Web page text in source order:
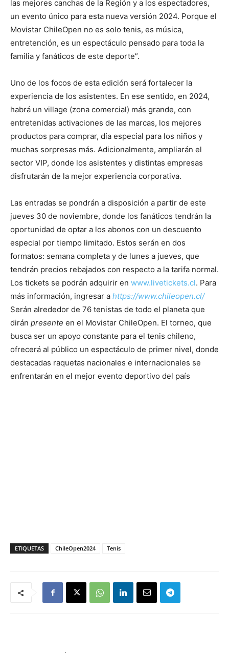
las mejores canchas de la Región y a los espectadores,
un evento único para esta nueva versión 2024. Porque el
Movistar ChileOpen no es solo tenis, es música,
entretención, es un espectáculo pensado para toda la
familia y fanáticos de este deporte”.
Uno de los focos de esta edición será fortalecer la
experiencia de los asistentes. En ese sentido, en 2024,
habrá un village (zona comercial) más grande, con
entretenidas activaciones de las marcas, los mejores
productos para comprar, día especial para los niños y
muchas sorpresas más. Adicionalmente, ampliarán el
sector VIP, donde los asistentes y distintas empresas
disfrutarán de la mejor experiencia corporativa.
Las entradas se pondrán a disposición a partir de este
jueves 30 de noviembre, donde los fanáticos tendrán la
oportunidad de optar a los abonos con un descuento
especial por tiempo limitado. Estos serán en dos
formatos: semana completa y de lunes a jueves, que
tendrán precios rebajados con respecto a la tarifa normal.
Los tickets se podrán adquirir en www.livetickets.cl. Para
más información, ingresar a https://www.chileopen.cl/
Serán alrededor de 76 tenistas de todo el planeta que
dirán presente en el Movistar ChileOpen. El torneo, que
busca ser un apoyo constante para el tenis chileno,
ofrecerá al público un espectáculo de primer nivel, donde
destacadas raquetas nacionales e internacionales se
enfrentarán en el mejor evento deportivo del país
ETIQUETAS ChileOpen2024 Tenis